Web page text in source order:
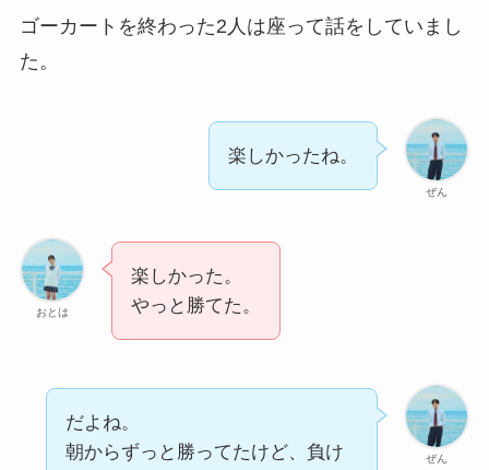
ゴーカートを終わった2人は座って話をしていまし
た。
ぜん
楽しかったね。
おとは
楽しかった。
やっと勝てた。
ぜん
だよね。
朝からずっと勝ってたけど、負け